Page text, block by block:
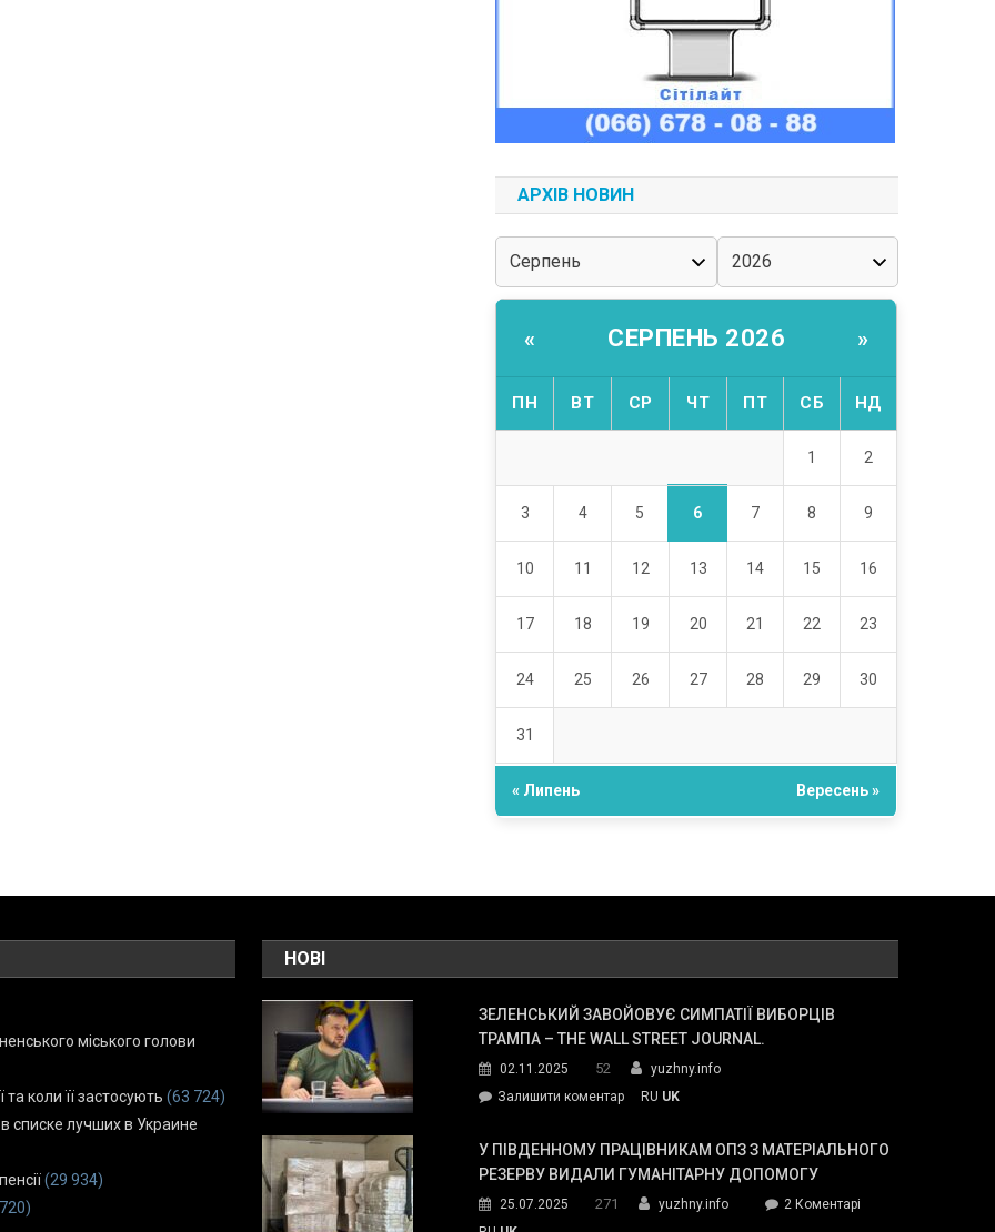
АРХІВ НОВИН
« СЕРПЕНЬ 2026 »
ПН ВТ СР ЧТ ПТ СБ НД
1 2
3 4 5 6 7 8 9
10 11 12 13 14 15 16
17 18 19 20 21 22 23
24 25 26 27 28 29 30
31
« Липень Вересень »
міського голови
коли її застосують (63 724)
списке лучших в Украине
(29 934)
НОВІ
ЗЕЛЕНСЬКИЙ ЗАВОЙОВУЄ СИМПАТІЇ ВИБОРЦІВ
ТРАМПА – THE WALL STREET JOURNAL.
02.11.2025 52
yuzhny.info
Залишити коментарon
завойовує
симпатії
Трампа
RU UK
У ПІВДЕННОМУ ПРАЦІВНИКАМ ОПЗ З МАТЕРІАЛЬНОГО
РЕЗЕРВУ ВИДАЛИ ГУМАНІТАРНУ ДОПОМОГУ
25.07.2025 271 yuzhny.info 2 Коментарідо